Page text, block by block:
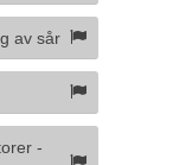
av sår
-